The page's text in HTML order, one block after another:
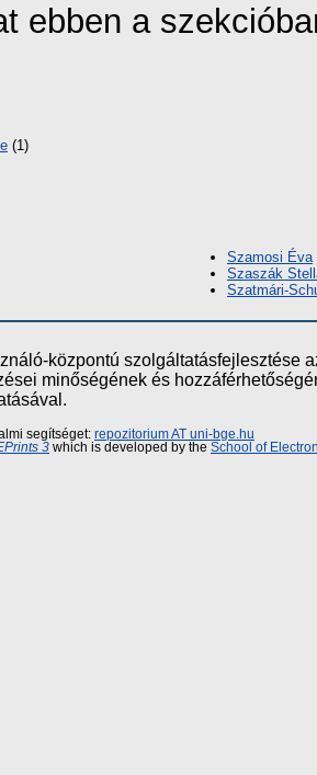
ebben a
(1)
Szamosi Éva
Szaszák
Szatmári-
központú szolgáltatásfejlesztése
minőségének és
segítséget: repozitorium AT uni-bge.hu
3 which is developed by the School of